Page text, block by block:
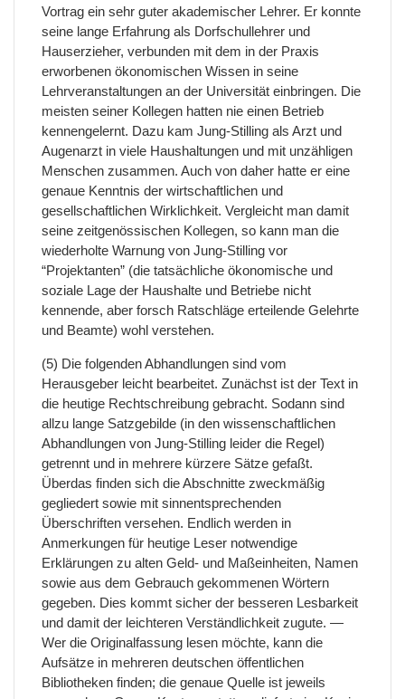
Vortrag ein sehr guter akademischer Lehrer. Er konnte
seine lange Erfahrung als Dorfschullehrer und
Hauserzieher, verbunden mit dem in der Praxis
erworbenen ökonomischen Wissen in seine
Lehrveranstaltungen an der Universität einbringen. Die
meisten seiner Kollegen hatten nie einen Betrieb
kennengelernt. Dazu kam Jung-Stilling als Arzt und
Augenarzt in viele Haushaltungen und mit unzähligen
Menschen zusammen. Auch von daher hatte er eine
genaue Kenntnis der wirtschaftlichen und
gesellschaftlichen Wirklichkeit. Vergleicht man damit
seine zeitgenössischen Kollegen, so kann man die
wiederholte Warnung von Jung-Stilling vor
“Projektanten” (die tatsächliche ökonomische und
soziale Lage der Haushalte und Betriebe nicht
kennende, aber forsch Ratschläge erteilende Gelehrte
und Beamte) wohl verstehen.
(5) Die folgenden Abhandlungen sind vom
Herausgeber leicht bearbeitet. Zunächst ist der Text in
die heutige Rechtschreibung gebracht. Sodann sind
allzu lange Satzgebilde (in den wissenschaftlichen
Abhandlungen von Jung-Stilling leider die Regel)
getrennt und in mehrere kürzere Sätze gefaßt.
Überdas finden sich die Abschnitte zweckmäßig
gegliedert sowie mit sinnentsprechenden
Überschriften versehen. Endlich werden in
Anmerkungen für heutige Leser notwendige
Erklärungen zu alten Geld- und Maßeinheiten, Namen
sowie aus dem Gebrauch gekommenen Wörtern
gegeben. Dies kommt sicher der besseren Lesbarkeit
und damit der leichteren Verständlichkeit zugute. —
Wer die Originalfassung lesen möchte, kann die
Aufsätze in mehreren deutschen öffentlichen
Bibliotheken finden; die genaue Quelle ist jeweils